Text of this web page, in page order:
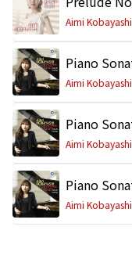
Aimi Kobayashi
Aimi Kobayashi
Aimi Kobayashi
Aimi Kobayashi